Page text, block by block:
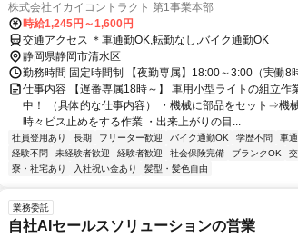
株式会社イカイコントラクト 第1事業本部
時給1,245円～1,600円
交通アクセス ＊車通勤OK,転勤なし,バイク通勤OK
静岡県静岡市清水区
勤務時間 固定時間制 【夜勤専属】18:00～3:00（実働8
仕事内容 【遅番専属18時～】 車用小型ライトの組立
中！ （具体的な仕事内容） ・機械に部品をセット⇒機
時々ビス止めをする作業 ・出来上がりの目...
社員登用あり 長期 フリーター歓迎 バイク通勤OK 学歴不問 車
経験不問
未経験者歓迎 経験者歓迎 社会保険完備 ブランクOK
寮・社宅あり
入社祝い金あり 髪型・髪色自由
業務委託
自社AIセールスソリューションの営業